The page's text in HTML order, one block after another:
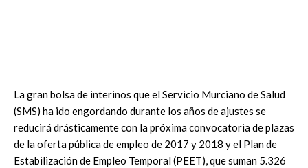
La gran bolsa de interinos que el Servicio Murciano de Salud
(SMS) ha ido engordando durante los años de ajustes se
reducirá drásticamente con la próxima convocatoria de plazas
de la oferta pública de empleo de 2017 y 2018 y el Plan de
Estabilización de Empleo Temporal (PEET), que suman 5.326